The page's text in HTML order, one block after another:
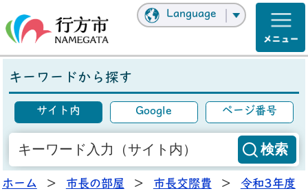
Language
キーワードから探す
サイト内 Google ページ番号
ホーム > 市長の部屋 > 市長交際費 > 令和3年度